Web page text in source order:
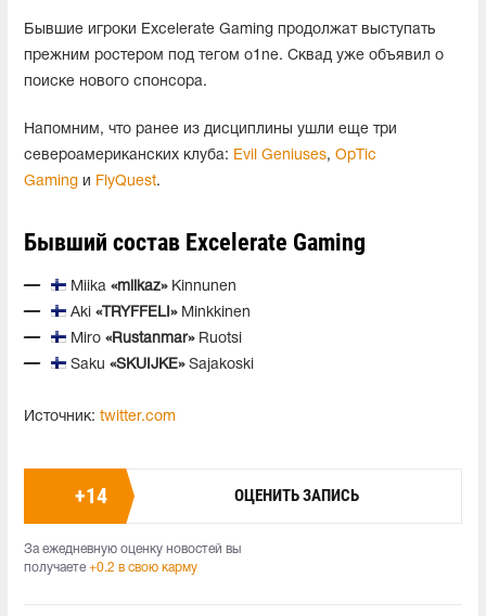
Бывшие игроки Excelerate Gaming продолжат выступать
прежним ростером под тегом o1ne. Сквад уже объявил о
поиске нового спонсора.
Напомним, что ранее из дисциплины ушли еще три
североамериканских клуба: Evil Geniuses, OpTic
Gaming и FlyQuest.
Бывший состав Excelerate Gaming
Miika «miikaz»Kinnunen
Aki «TRYFFELI»Minkkinen
Miro «Rustanmar»Ruotsi
Saku «SKUIJKE»Sajakoski
Источник: twitter.com
+14 ОЦЕНИТЬ ЗАПИСЬ
За ежедневную оценку новостей вы
получаете +0.2 в свою карму